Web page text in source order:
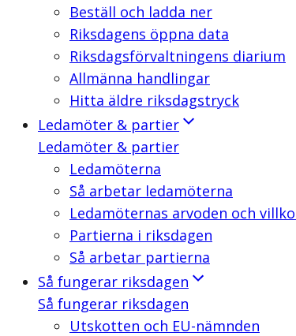
Beställ och ladda ner
Riksdagens öppna data
Riksdagsförvaltningens diarium
Allmänna handlingar
Hitta äldre riksdagstryck
Ledamöter & partier
Ledamöter & partier
Ledamöterna
Så arbetar ledamöterna
Ledamöternas arvoden och
Partierna i riksdagen
Så arbetar partierna
Så fungerar riksdagen
Så fungerar riksdagen
Utskotten och EU-nämnden